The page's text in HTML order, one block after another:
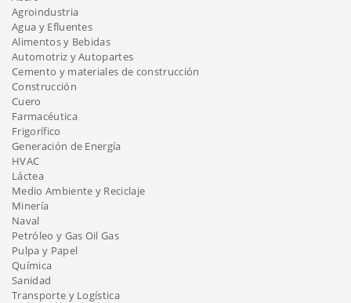
Agroindustria
Agua y Efluentes
Alimentos y Bebidas
Automotriz y Autopartes
Cemento y materiales de construcción
Construcción
Cuero
Farmacéutica
Frigorífico
Generación de Energía
HVAC
Láctea
Medio Ambiente y Reciclaje
Minería
Naval
Petróleo y Gas Oil Gas
Pulpa y Papel
Química
Sanidad
Transporte y Logística